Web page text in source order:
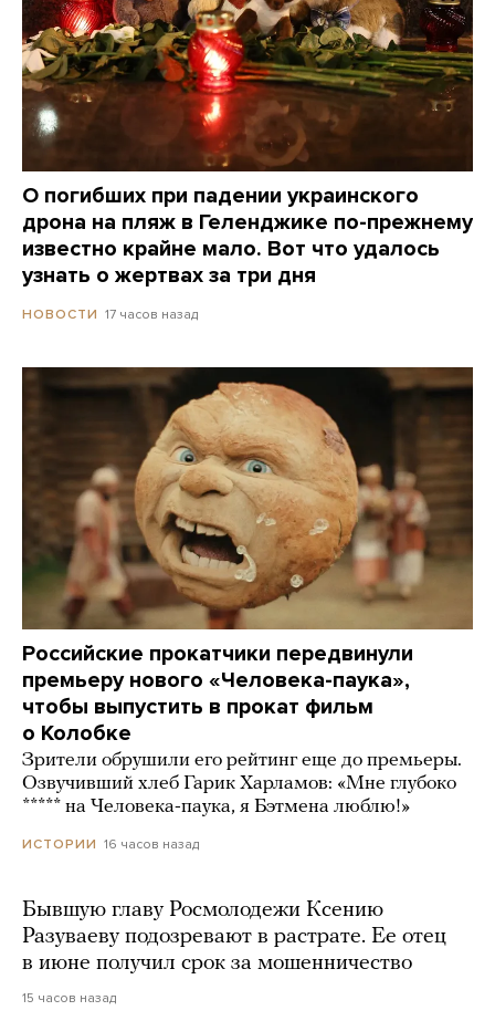
О погибших при падении украинского
дрона на пляж в Геленджике по-прежнему
известно крайне мало. Вот что удалось
узнать о жертвах за три дня
НОВОСТИ 17 часов назад
Российские прокатчики передвинули
премьеру нового «Человека-паука»,
чтобы выпустить в прокат фильм
о Колобке
Зрители обрушили его рейтинг еще до премьеры.
Озвучивший хлеб Гарик Харламов: «Мне глубоко
***** на Человека-паука, я Бэтмена люблю!»
ИСТОРИИ 16 часов назад
Бывшую главу Росмолодежи Ксению
Разуваеву подозревают в растрате. Ее отец
в июне получил срок за мошенничество
15 часов назад